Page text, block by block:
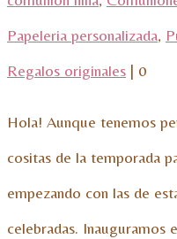
Papeleria personalizada,
Regalos originales | 0
Hola! Aunque tenemos
cositas de la temporada
empezando con las de
celebradas. Inauguramos